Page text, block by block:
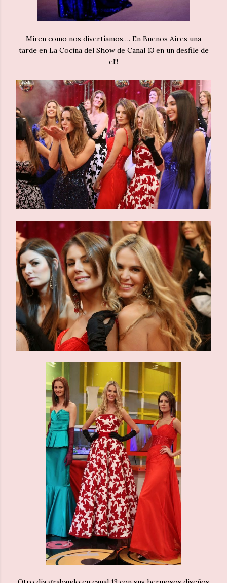
Miren como nos divertíamos…. En Buenos Aires una
tarde en La Cocina del Show de Canal 13 en un desfile de
el!!